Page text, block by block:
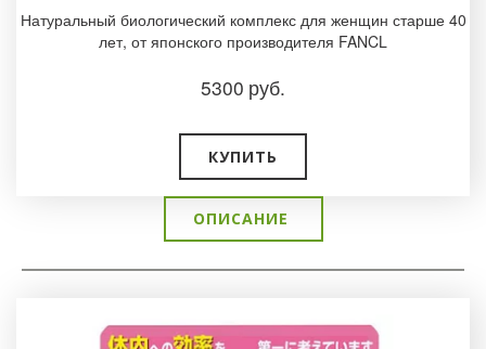
Натуральный биологический комплекс для женщин старше 40
лет, от японского производителя FANCL
5300 руб.
КУПИТЬ
ОПИСАНИЕ